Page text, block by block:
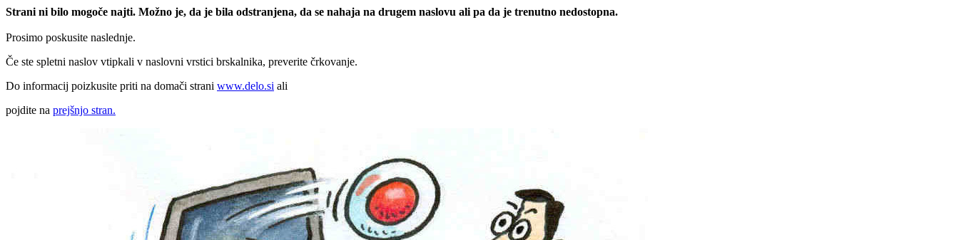
Strani ni bilo mogoče najti. Možno je, da je bila odstranjena, da se nahaja na drugem naslovu ali pa da je trenutno nedostopna.
Prosimo poskusite naslednje.
Če ste spletni naslov vtipkali v naslovni vrstici brskalnika, preverite črkovanje.
Do informacij poizkusite priti na domači strani www.delo.si ali
pojdite na prejšnjo stran.